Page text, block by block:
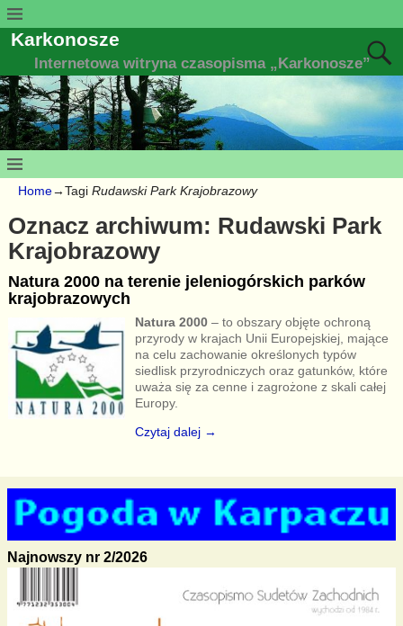
Karkonosze
Internetowa witryna czasopisma „Karkonosze”
Home→Tagi Rudawski Park Krajobrazowy
Oznacz archiwum: Rudawski Park
Krajobrazowy
Natura 2000 na terenie jeleniogórskich parków
krajobrazowych
Natura 2000– to obszary objęte ochroną
przyrody w krajach Unii Europejskiej, mające
na celu zachowanie określonych typów
siedlisk przyrodniczych oraz gatunków, które
uważa się za cenne i zagrożone z skali całej
Europy.
Czytaj dalej →
Najnowszy nr 2/2026